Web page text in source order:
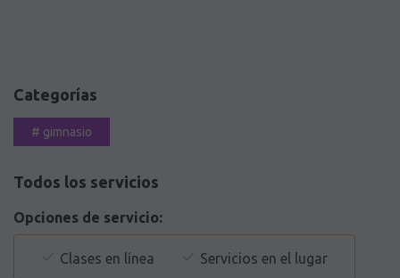
Categorías
# gimnasio
Todos los servicios
Opciones de servicio:
Clases en línea Servicios en el lugar